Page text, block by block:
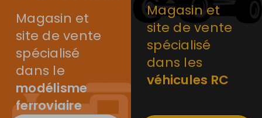
Magasin et
site de vente
spécialisé
dans le
modélisme
ferroviaire
Magasin et
site de vente
spécialisé
dans les
véhicules RC